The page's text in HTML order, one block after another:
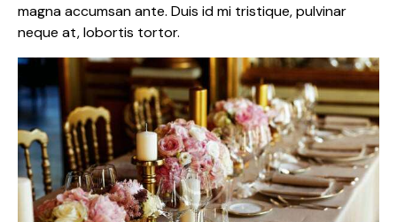
magna accumsan ante. Duis id mi tristique, pulvinar
neque at, lobortis tortor.